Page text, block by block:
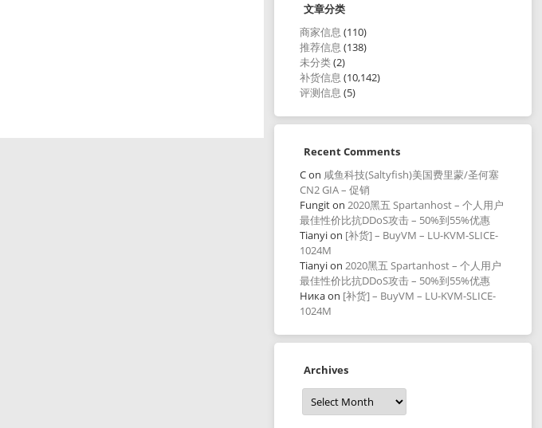
文章分类
商家信息 (110)
推荐信息 (138)
未分类(2)
补货信息 (10,142)
评测信息 (5)
Recent Comments
Con 咸鱼科技(Saltyfish)美国费里蒙/圣何塞
CN2 GIA – 促销
Fungiton2020黑五 Spartanhost – 个人用户
最佳性价比抗DDoS攻击 – 50%到55%优惠
Tianyion [补货] – BuyVM – LU-KVM-SLICE-
1024M
Tianyion2020黑五 Spartanhost – 个人用户
最佳性价比抗DDoS攻击 – 50%到55%优惠
Никаon [补货] – BuyVM – LU-KVM-SLICE-
1024M
Archives
Archives